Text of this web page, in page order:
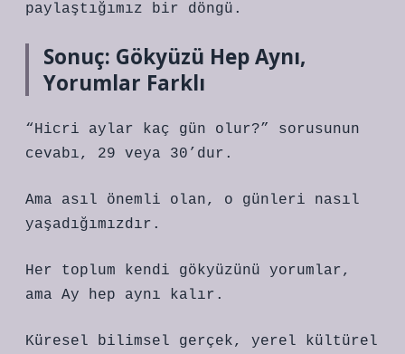
paylaştığımız bir döngü.
Sonuç: Gökyüzü Hep Aynı,
Yorumlar Farklı
“Hicri aylar kaç gün olur?” sorusunun
cevabı, 29 veya 30’dur.
Ama asıl önemli olan, o günleri nasıl
yaşadığımızdır.
Her toplum kendi gökyüzünü yorumlar,
ama Ay hep aynı kalır.
Küresel bilimsel gerçek, yerel kültürel